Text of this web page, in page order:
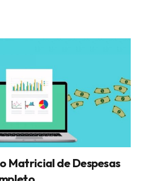
Matricial de Despesas